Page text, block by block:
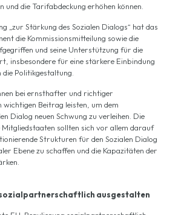
und die Tarifabdeckung erhöhen können.
„zur Stärkung des Sozialen Dialogs“ hat das
die Kommissionsmitteilung sowie die
und seine Unterstützung für die
insbesondere für eine stärkere Einbindung
Politikgestaltung.
bei ernsthafter und richtiger
wichtigen Beitrag leisten, um dem
Dialog neuen Schwung zu verleihen. Die
Mitgliedstaaten sollten sich vor allem darauf
Strukturen für den Sozialen Dialog
Ebene zu schaffen und die Kapazitäten der
ausgestalten